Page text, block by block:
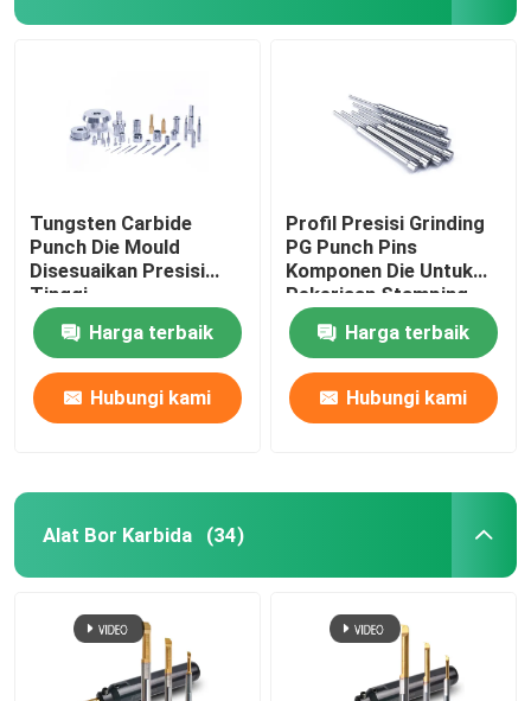
Tungsten Carbide
Punch Die Mould
Disesuaikan Presisi
Tinggi
Harga terbaik
Hubungi kami
Profil Presisi Grinding
PG Punch Pins
Komponen Die Untuk
Pekerjaan Stamping
Harga terbaik
Hubungi kami
Alat Bor Karbida (34)